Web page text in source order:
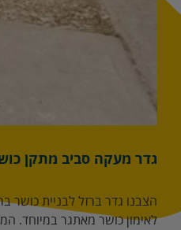
גדר מעקה סביב מתקן
הצבנו גדר ברזל לבניית כושר
לאימון כושר מאתגר במיוחד.